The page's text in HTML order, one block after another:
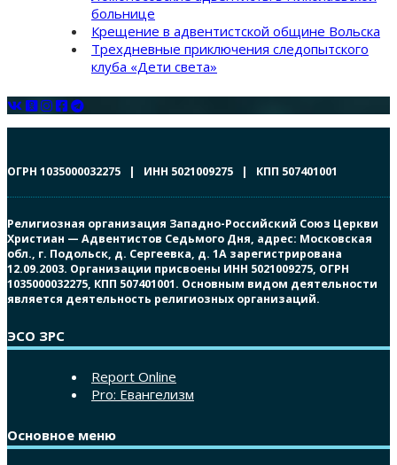
больнице
Крещение в адвентистской общине Вольска
Трехдневные приключения следопытского
клуба «Дети света»
ОГРН 1035000032275 | ИНН 5021009275 | КПП 507401001
Религиозная организация Западно-Российский Союз Церкви
Христиан — Адвентистов Седьмого Дня, адрес: Московская
обл., г. Подольск, д. Сергеевка, д. 1А зарегистрирована
12.09.2003. Организации присвоены ИНН 5021009275, ОГРН
1035000032275, КПП 507401001. Основным видом деятельности
является деятельность религиозных организаций.
ЭСО ЗРС
Report Online
Pro: Евангелизм
Основное меню